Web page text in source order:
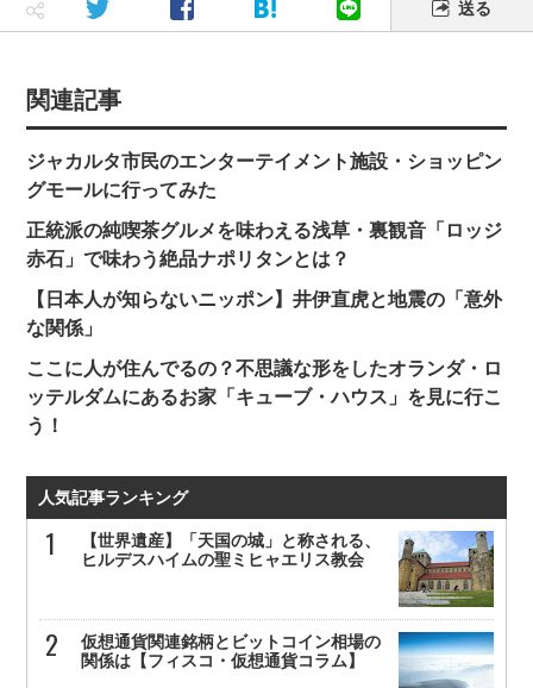
送る
関連記事
ジャカルタ市民のエンターテイメント施設・ショッピン
グモールに行ってみた
正統派の純喫茶グルメを味わえる浅草・裏観音「ロッジ
赤石」で味わう絶品ナポリタンとは？
【日本人が知らないニッポン】井伊直虎と地震の「意外
な関係」
ここに人が住んでるの？不思議な形をしたオランダ・ロ
ッテルダムにあるお家「キューブ・ハウス」を見に行こ
う！
人気記事ランキング
【世界遺産】「天国の城」と称される、
ヒルデスハイムの聖ミヒャエリス教会
仮想通貨関連銘柄とビットコイン相場の
関係は【フィスコ・仮想通貨コラム】